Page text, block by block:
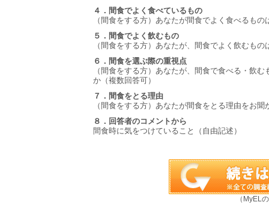
４．間食でよく食べているもの
（間食をする方）あなたが間食でよく食べるも
５．間食でよく飲むもの
（間食をする方）あなたが、間食でよく飲むも
６．間食を選ぶ際の重視点
（間食をする方）あなたが、間食で食べる・飲
か（複数回答可）
７．間食をとる理由
（間食をする方）あなたが間食をとる理由をお
８．回答者のコメントから
間食時に気をつけていること（自由記述）
（MyEL